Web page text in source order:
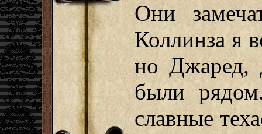
Они
Коллинза я
но Джаред,
были
славные